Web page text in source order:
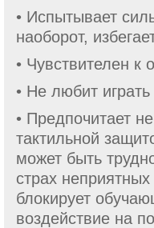
• Испытывает
наоборот,
• Чувствителен к
• Не любит
• Предпочитает
тактильной
может быть
страх
блокирует
воздействие на